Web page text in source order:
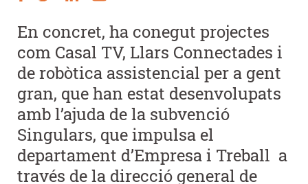
En concret, ha conegut projectes
com Casal TV, Llars Connectades i
de robòtica assistencial per a gent
gran, que han estat desenvolupats
amb l’ajuda de la subvenció
Singulars, que impulsa el
departament d’Empresa i Treball a
través de la direcció general de